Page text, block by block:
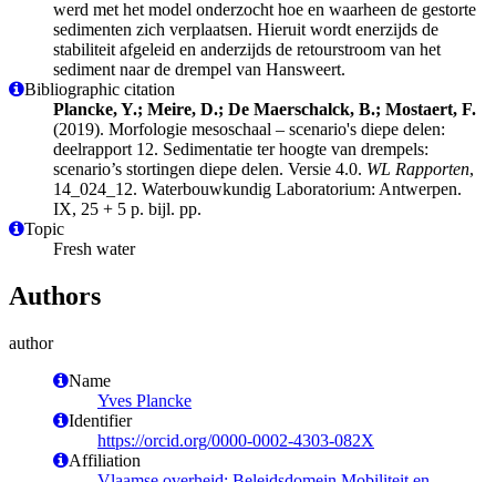
werd met het model onderzocht hoe en waarheen de gestorte
sedimenten zich verplaatsen. Hieruit wordt enerzijds de
stabiliteit afgeleid en anderzijds de retourstroom van het
sediment naar de drempel van Hansweert.
Bibliographic citation
Plancke, Y.; Meire, D.; De Maerschalck, B.; Mostaert, F.
(2019). Morfologie mesoschaal – scenario's diepe delen:
deelrapport 12. Sedimentatie ter hoogte van drempels:
scenario’s stortingen diepe delen. Versie 4.0. WL Rapporten,
14_024_12. Waterbouwkundig Laboratorium: Antwerpen.
IX, 25 + 5 p. bijl. pp.
Topic
Fresh water
Authors
author
Name
Yves Plancke
Identifier
https://orcid.org/0000-0002-4303-082X
Affiliation